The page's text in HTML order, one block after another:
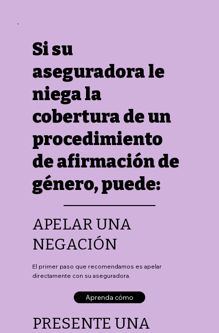
Si su
aseguradora le
niega la
cobertura de un
procedimiento
de afirmación de
género, puede:
APELAR UNA
NEGACIÓN
El primer paso que recomendamos es apelar
directamente con su aseguradora.
Aprenda cómo
PRESENTE UNA